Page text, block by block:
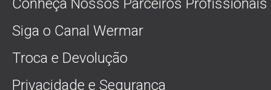
Conheça Nossos Parceiros Profissionais
Siga o Canal Wermar
Troca e Devolução
Privacidade e Segurança